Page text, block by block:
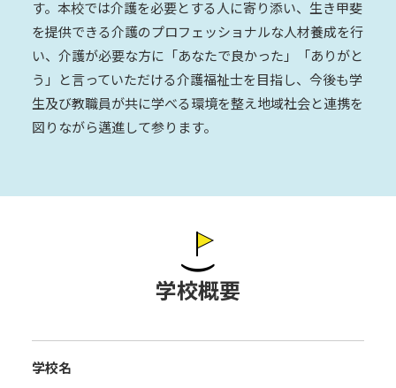
す。本校では介護を必要とする人に寄り添い、生き甲斐
を提供できる介護のプロフェッショナルな人材養成を行
い、介護が必要な方に「あなたで良かった」「ありがと
う」と言っていただける介護福祉士を目指し、今後も学
生及び教職員が共に学べる環境を整え地域社会と連携を
図りながら邁進して参ります。
学校概要
学校名